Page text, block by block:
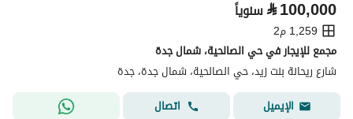
⃁100,000 سنوياً
1,259 م2
مجمع للإيجار في حي الصالحية، شمال جدة
شارع ريحانة بنت زيد، حي الصالحية، شمال جدة، جدة
الإيميل
اتصال